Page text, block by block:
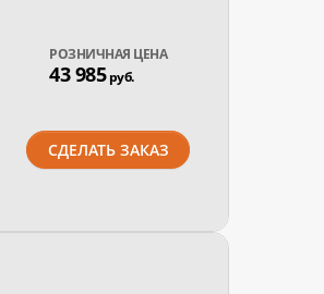
РОЗНИЧНАЯ ЦЕНА
43 985руб.
СДЕЛАТЬ ЗАКАЗ